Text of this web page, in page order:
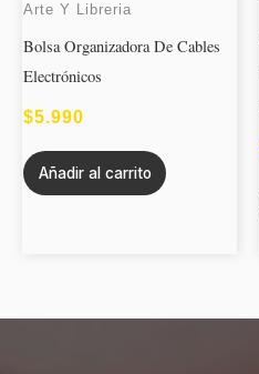
Arte Y Libreria
Bolsa Organizadora De Cables
Electrónicos
$5.990
Añadir al carrito